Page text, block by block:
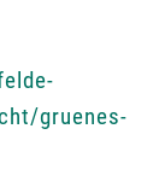
gruenes-